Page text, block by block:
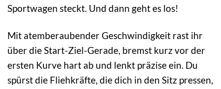
Sportwagen steckt. Und dann geht es los!
Mit atemberaubender Geschwindigkeit rast ihr
über die Start-Ziel-Gerade, bremst kurz vor der
ersten Kurve hart ab und lenkt präzise ein. Du
spürst die Fliehkräfte, die dich in den Sitz pressen,